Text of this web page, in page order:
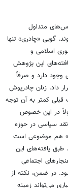
متداول
گویی «چادری» تنها
اسلامی و
این پژوهش
وجود دارد و صرفاً
داد. زنان چادرپوش
قبلی کمتر به آن توجه
در این خصوص
سیاسی در حوزه
هم موضوعی است
طبق یافته‌های این
اجتماعی
در ضمن، نکته از
می‌تواند زمینه